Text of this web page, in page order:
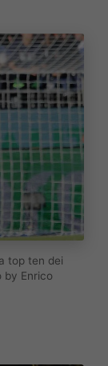
top ten dei
by Enrico